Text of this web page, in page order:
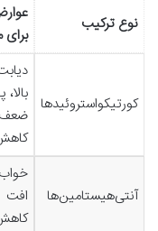
نوع ترکیب
برای
کورتیکواستروئیدها
آنتی‌هیستامین‌ها